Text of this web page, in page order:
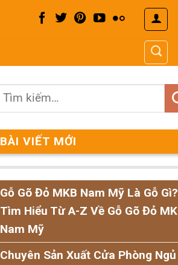
BÀI VIẾT MỚI
Gỗ Gõ Đỏ MKB Nam Mỹ Là Gỗ Gì?
Tìm Hiểu Từ A-Z Về Gỗ Gõ Đỏ
Nam Mỹ
Chuyên Sản Xuất Cửa Phòng Ngủ